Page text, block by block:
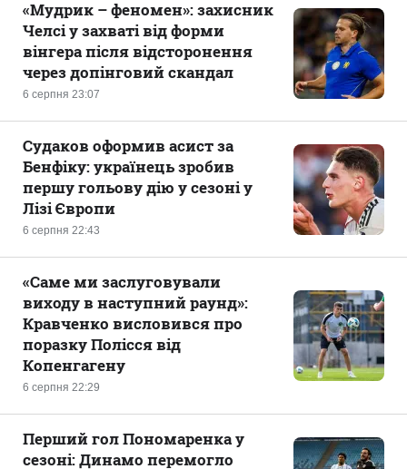
6 серпня 23:07
«Мудрик – феномен»: захисник
Челсі у захваті від форми
вінгера після відсторонення
через допінговий скандал
6 серпня 22:43
Судаков оформив асист за
Бенфіку: українець зробив
першу гольову дію у сезоні у
Лізі Європи
6 серпня 22:29
«Саме ми заслуговували
виходу в наступний раунд»:
Кравченко висловився про
поразку Полісся від
Копенгагену
Перший гол Пономаренка у
сезоні: Динамо перемогло